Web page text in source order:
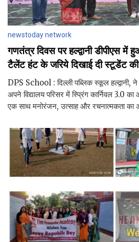
newstoday network
गणतंत्र दिवस पर हल्द्वानी डीपीएस में
टैलेंट हंट के जरिये दिखाई दी स्टूडेंट की
DPS School : दिल्ली पब्लिक स्कूल
अपने विद्यालय परिसर में स्प्रिंग कार्निवल 3.0
एक साथ मनोरंजन, उत्साह और रचनात्मकता का